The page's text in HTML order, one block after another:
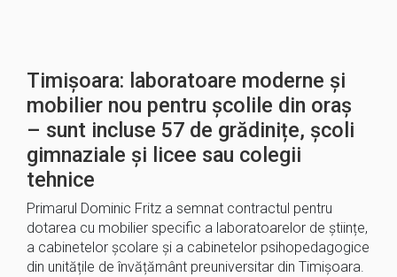
Timișoara: laboratoare moderne și
mobilier nou pentru școlile din oraș
– sunt incluse 57 de grădinițe, școli
gimnaziale și licee sau colegii
tehnice
Primarul Dominic Fritz a semnat contractul pentru
dotarea cu mobilier specific a laboratoarelor de științe,
a cabinetelor școlare și a cabinetelor psihopedagogice
din unitățile de învățământ preuniversitar din Timișoara.